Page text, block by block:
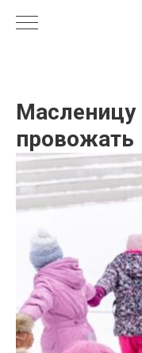
Масленицу
провожать